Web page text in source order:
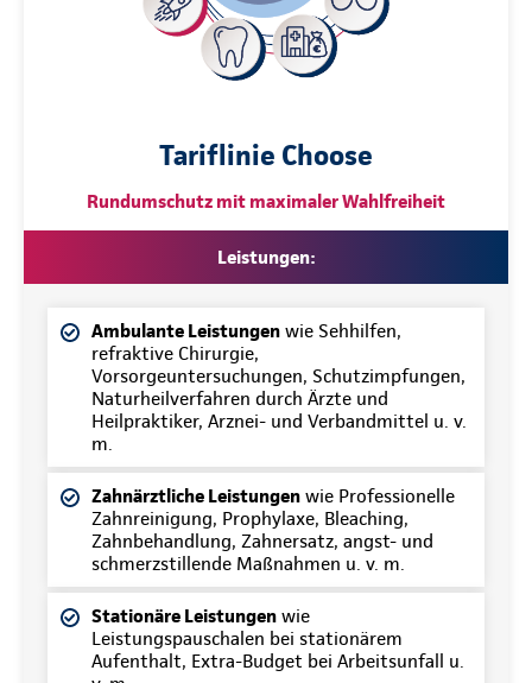
Tariflinie Choose
Rundumschutz mit maximaler Wahlfreiheit
Leistungen:
Ambulante Leistungen wie Sehhilfen,
refraktive Chirurgie,
Vorsorgeuntersuchungen, Schutzimpfungen,
Naturheilverfahren durch Ärzte und
Heilpraktiker, Arznei- und Verbandmittel u. v.
m.
Zahnärztliche Leistungen wie Professionelle
Zahnreinigung, Prophylaxe, Bleaching,
Zahnbehandlung, Zahnersatz, angst- und
schmerzstillende Maßnahmen u. v. m.
Stationäre Leistungen wie
Leistungspauschalen bei stationärem
Aufenthalt, Extra-Budget bei Arbeitsunfall u.